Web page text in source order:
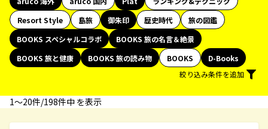
Resort Style
島旅 御朱印 歴史時代
旅の図鑑
BOOKS スペシャルコラボ
BOOKS 旅の名言＆絶景
BOOKS 旅と健康
BOOKS 旅の読み物 BOOKS
D-Books
絞り込み条件を追加
1〜20件/198件中 を表示